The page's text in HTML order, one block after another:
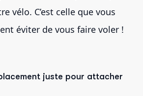
vélo. C’est celle que vous
éviter de vous faire voler !
juste pour attacher